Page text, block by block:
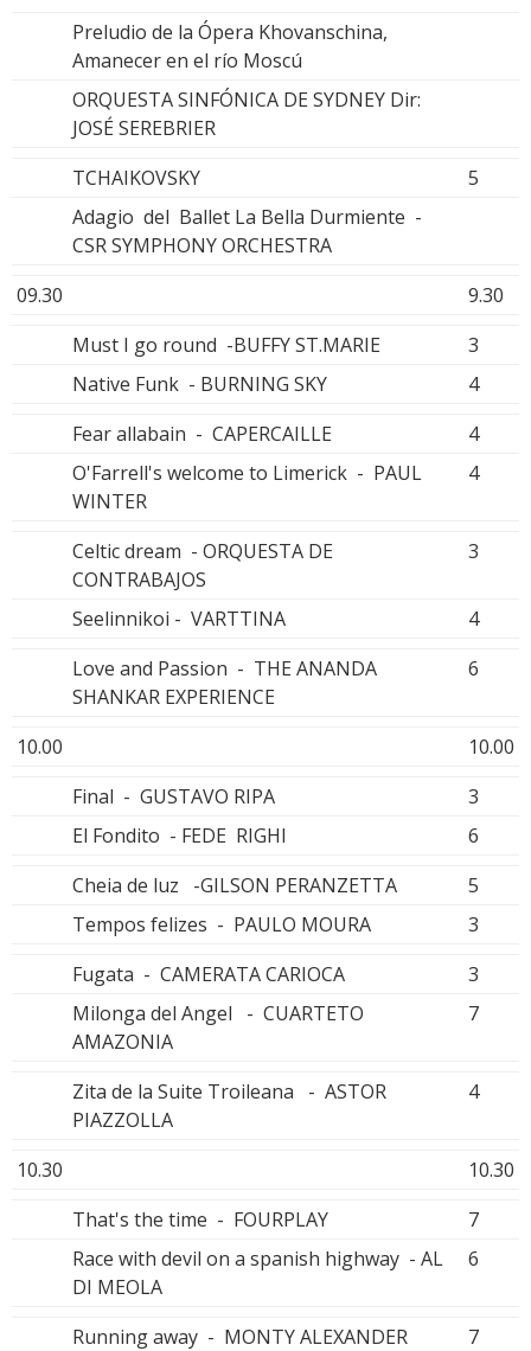
Preludio de la Ópera Khovanschina,
Amanecer en el río Moscú
ORQUESTA SINFÓNICA DE SYDNEY Dir:
JOSÉ SEREBRIER
TCHAIKOVSKY
5
Adagio del Ballet La Bella Durmiente -
CSR SYMPHONY ORCHESTRA
09.30
9.30
Must I go round -BUFFY ST.MARIE
3
Native Funk - BURNING SKY
4
Fear allabain - CAPERCAILLE
4
O'Farrell's welcome to Limerick - PAUL
WINTER
4
Celtic dream - ORQUESTA DE
CONTRABAJOS
3
Seelinnikoi - VARTTINA
4
Love and Passion - THE ANANDA
SHANKAR EXPERIENCE
6
10.00
10.00
Final - GUSTAVO RIPA
3
El Fondito - FEDE RIGHI
6
Cheia de luz -GILSON PERANZETTA
5
Tempos felizes - PAULO MOURA
3
Fugata - CAMERATA CARIOCA
3
Milonga del Angel - CUARTETO
AMAZONIA
7
Zita de la Suite Troileana - ASTOR
PIAZZOLLA
4
10.30
10.30
That's the time - FOURPLAY
7
Race with devil on a spanish highway - AL
DI MEOLA
6
Running away - MONTY ALEXANDER
7